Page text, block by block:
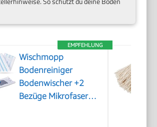
EMPFEHLUNG
Wischmopp
Bodenreiniger
Bodenwischer +2
Bezüge Mikrofaser